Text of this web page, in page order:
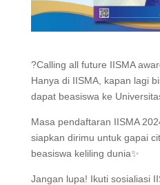
?Calling all future IISMA
Hanya di IISMA, kapan lagi
dapat beasiswa ke
Masa pendaftaran IISMA
siapkan dirimu untuk gapai
beasiswa keliling dunia✨
Jangan lupa! Ikuti sosialiasi